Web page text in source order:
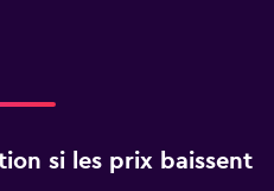
si les prix baissent